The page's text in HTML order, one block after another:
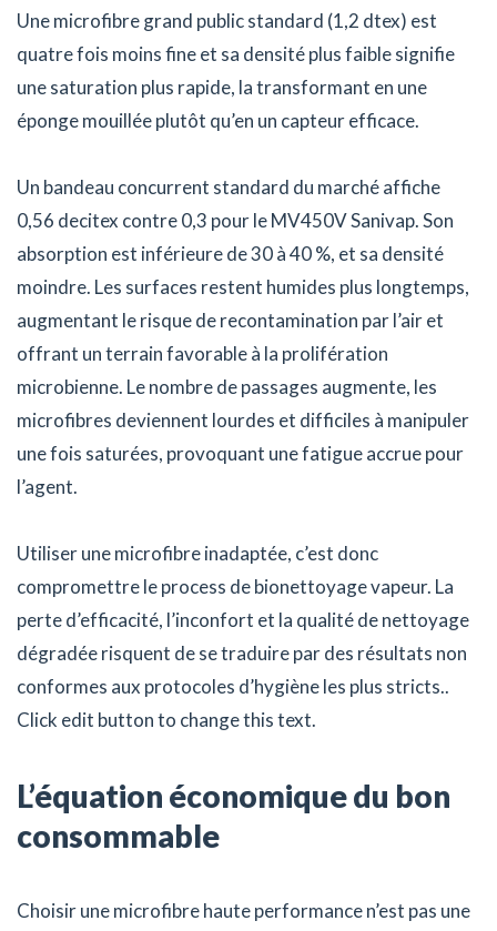
Une microfibre grand public standard (1,2 dtex) est
quatre fois moins fine et sa densité plus faible signifie
une saturation plus rapide, la transformant en une
éponge mouillée plutôt qu’en un capteur efficace.
Un bandeau concurrent standard du marché affiche
0,56 decitex contre 0,3 pour le MV450V Sanivap. Son
absorption est inférieure de 30 à 40 %, et sa densité
moindre. Les surfaces restent humides plus longtemps,
augmentant le risque de recontamination par l’air et
offrant un terrain favorable à la prolifération
microbienne. Le nombre de passages augmente, les
microfibres deviennent lourdes et difficiles à manipuler
une fois saturées, provoquant une fatigue accrue pour
l’agent.
Utiliser une microfibre inadaptée, c’est donc
compromettre le process de bionettoyage vapeur. La
perte d’efficacité, l’inconfort et la qualité de nettoyage
dégradée risquent de se traduire par des résultats non
conformes aux protocoles d’hygiène les plus stricts..
Click edit button to change this text.
L’équation économique du bon
consommable
Choisir une microfibre haute performance n’est pas une